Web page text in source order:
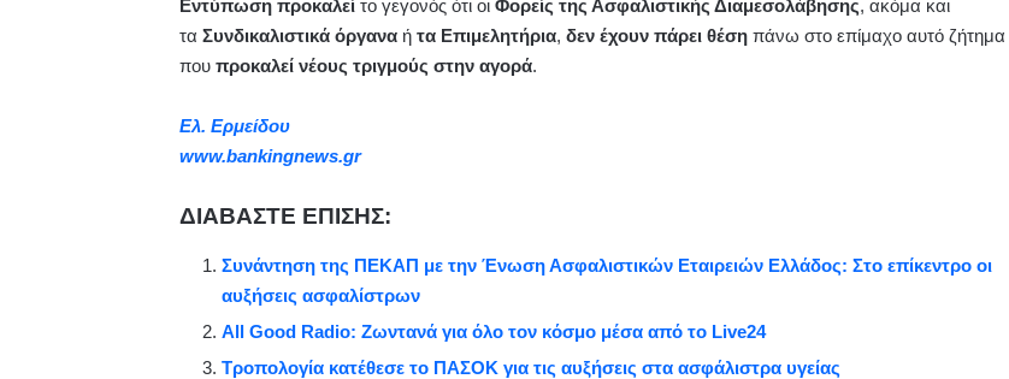
Εντύπωση προκαλεί το γεγονός ότι οιΦορείς της Ασφαλιστικής Διαμεσολάβησης, ακόμα και
ταΣυνδικαλιστικά όργανα ήτα Επιμελητήρια,δεν έχουν πάρει θέση πάνω στο επίμαχο αυτό ζήτημα
πουπροκαλεί νέους τριγμούς στην αγορά.
Ελ. Ερμείδου
www.bankingnews.gr
ΔΙΑΒΑΣΤΕ ΕΠΙΣΗΣ:
Συνάντηση της ΠΕΚΑΠ με την Ένωση Ασφαλιστικών Εταιρειών Ελλάδος: Στο επίκεντρο οι
αυξήσεις ασφαλίστρων
All Good Radio: Ζωντανά για όλο τον κόσμο μέσα από το Live24
Τροπολογία κατέθεσε το ΠΑΣΟΚ για τις αυξήσεις στα ασφάλιστρα υγείας